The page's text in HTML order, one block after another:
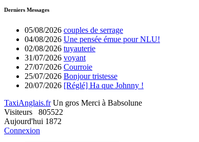
Derniers Messages
05/08/2026 couples de serrage
04/08/2026 Une pensée émue pour NLU!
02/08/2026 tuyauterie
31/07/2026 voyant
27/07/2026 Courroie
25/07/2026 Bonjour tristesse
20/07/2026 [Réglé] Ha que Johnny !
TaxiAnglais.fr Un gros Merci à Babsolune
Visiteurs
805522
Aujourd'hui 1872
Connexion